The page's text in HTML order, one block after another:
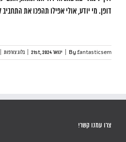
דופן. מי יודע, אולי אפילו תהפכו את
By fantasticsem ינואר 21st, 2024 בלוג צורפות
צרו עמנו קשר!